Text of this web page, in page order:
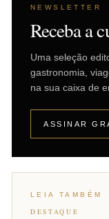
NEWSLETTER
Receba a
Uma seleção
gastronomia,
na sua caixa de
ASSINAR
LEIA TAMBÉM
DESTAQUE